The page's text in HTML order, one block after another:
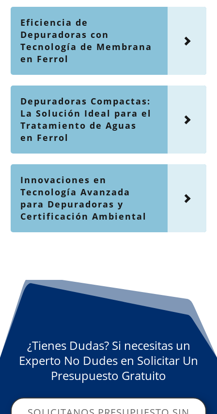
Eficiencia de
Depuradoras con
Tecnología de Membrana
en Ferrol
Depuradoras Compactas:
La Solución Ideal para el
Tratamiento de Aguas
en Ferrol
Innovaciones en
Tecnología Avanzada
para Depuradoras y
Certificación Ambiental
¿Tienes Dudas? Si necesitas un
Experto No Dudes en Solicitar Un
Presupuesto Gratuito